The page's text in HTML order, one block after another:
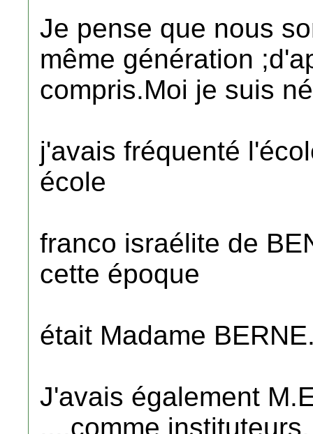
Je pense que nous
même génération
compris.Moi je suis
j'avais fréquenté
école
franco israélite de
cette époque
était Madame
J'avais également
....comme instituteurs.